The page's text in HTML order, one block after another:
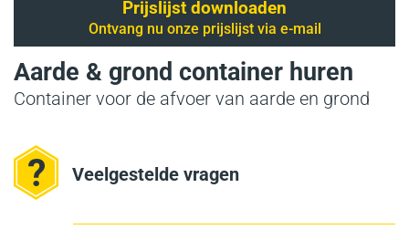
Aarde & grond container huren
Container voor de afvoer van aarde en grond
Veelgestelde vragen
Prijslijst downloaden
Ontvang nu onze prijslijst via e-mail